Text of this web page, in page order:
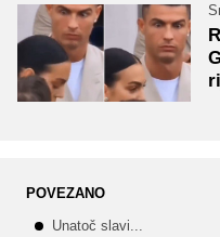
POVEZANO
Unatoč slavi...